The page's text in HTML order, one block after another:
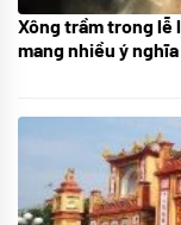
21/07/2024
Xông trầm trong lễ
mang nhiều ý